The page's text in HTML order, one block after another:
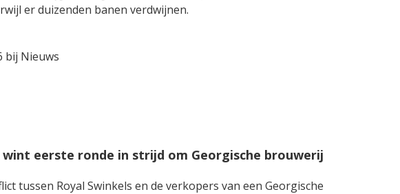
er duizenden banen verdwijnen.
bij Nieuws
wint eerste ronde in strijd om Georgische brouwerij
tussen Royal Swinkels en de verkopers van een Georgische